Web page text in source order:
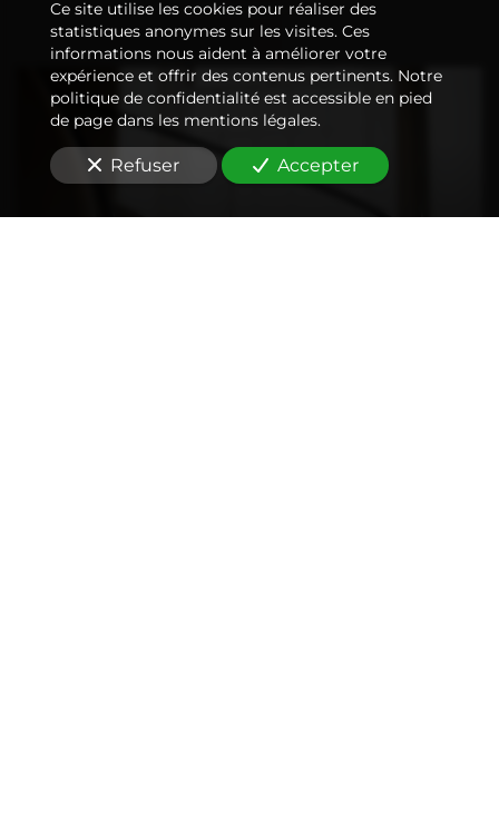
Ce site utilise les cookies pour réaliser des
statistiques anonymes sur les visites. Ces
informations nous aident à améliorer votre
expérience et offrir des contenus pertinents. Notre
politique de confidentialité est accessible en pied
de page dans les mentions légales.
Refuser Accepter